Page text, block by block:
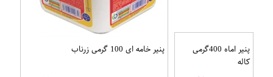
پنیر اماه 400گرمی
کاله
پنیر خامه ای 100 گرمی زرناب